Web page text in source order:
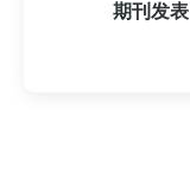
期刊发表